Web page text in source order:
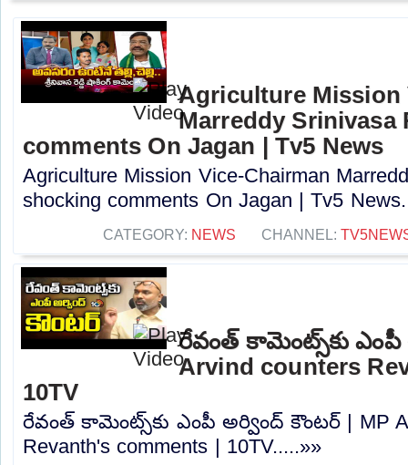
Agriculture Mission
Marreddy Srinivasa
comments On Jagan | Tv5 News
Agriculture Mission Vice-Chairman
shocking comments On Jagan | Tv5
CATEGORY: NEWS CHANNEL:
రేవంత్ కామెంట్స్‌కు ఎంపీ
Arvind counters
10TV
రేవంత్ కామెంట్స్‌కు ఎంపీ అర్వింద్ కౌంటర్ | MP
Revanth's comments | 10TV.....»»